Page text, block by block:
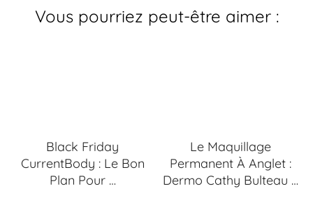
Vous pourriez peut-être aimer :
Black Friday
CurrentBody : Le Bon
Plan Pour …
Le Maquillage
Permanent À Anglet :
Dermo Cathy Bulteau …